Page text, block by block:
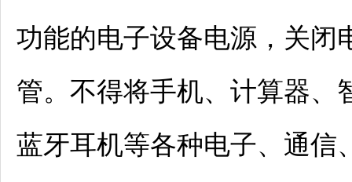
功能的电子设备电源，关闭
管。不得将手机、计算器、
蓝牙耳机等各种电子、通信